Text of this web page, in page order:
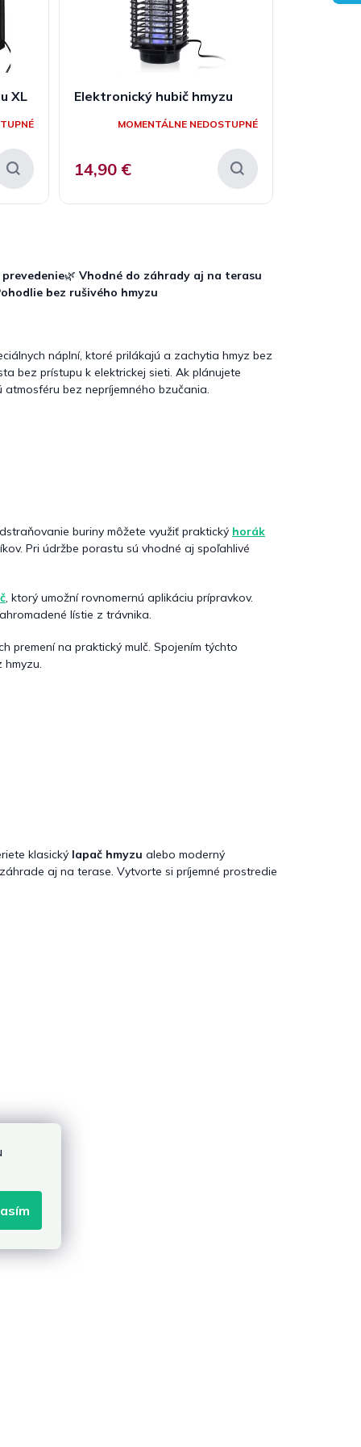
XL Elektronický hubič hmyzu
MOMENTÁLNE NEDOSTUPNÉ
14,90 €
🌿 Vhodné do záhrady aj na terasu
bez rušivého hmyzu
náplní, ktoré prilákajú a zachytia hmyz bez
bez prístupu k elektrickej sieti. Ak plánujete
atmosféru bez nepríjemného bzučania.
buriny môžete využiť praktický horák
Pri údržbe porastu sú vhodné aj spoľahlivé
, ktorý umožní rovnomernú aplikáciu prípravkov.
lístie z trávnika.
premení na praktický mulč. Spojením týchto
klasický lapač hmyzu alebo moderný
aj na terase. Vytvorte si príjemné prostredie